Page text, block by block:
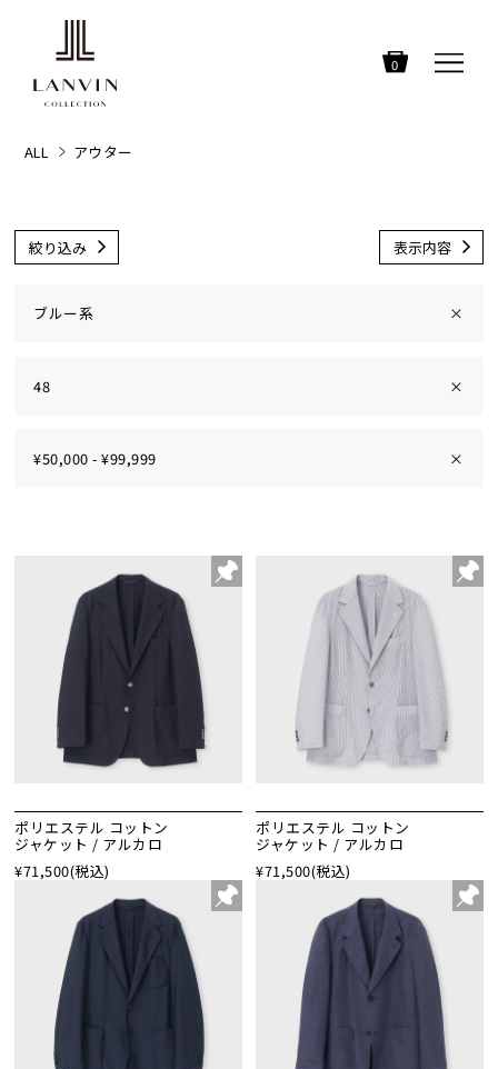
0
ALL アウター
絞り込み 表示内容
ブルー系 ×
48 ×
¥50,000 - ¥99,999 ×
ポリエステル コットン
ジャケット / アルカロ
¥71,500(税込)
ポリエステル コットン
ジャケット / アルカロ
¥71,500(税込)